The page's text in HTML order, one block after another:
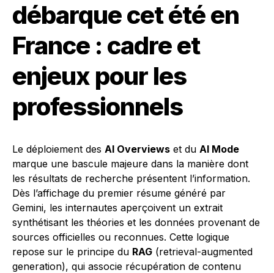
débarque cet été en
France : cadre et
enjeux pour les
professionnels
Le déploiement des AI Overviews et du AI Mode
marque une bascule majeure dans la manière dont
les résultats de recherche présentent l’information.
Dès l’affichage du premier résume généré par
Gemini, les internautes aperçoivent un extrait
synthétisant les théories et les données provenant de
sources officielles ou reconnues. Cette logique
repose sur le principe du RAG (retrieval-augmented
generation), qui associe récupération de contenu